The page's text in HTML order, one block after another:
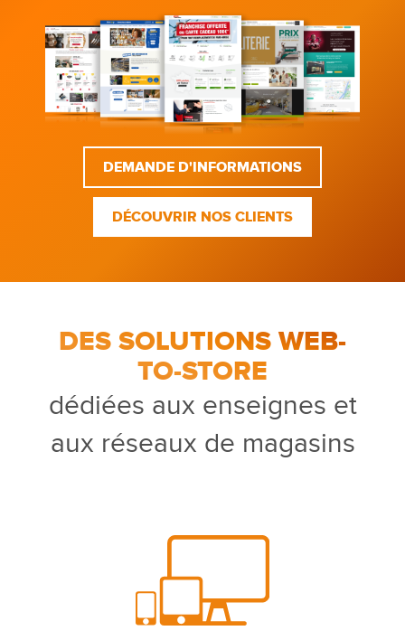
DEMANDE D'INFORMATIONS
DÉCOUVRIR NOS CLIENTS
DES SOLUTIONS WEB-
TO-STORE
dédiées aux enseignes et
aux réseaux de magasins